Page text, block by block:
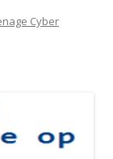
Cyber